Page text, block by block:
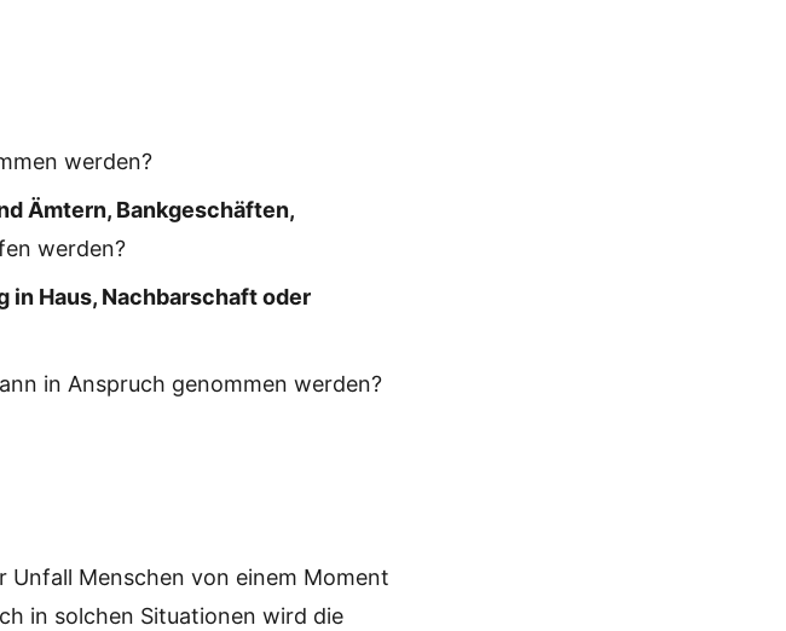
werden?
Ämtern, Bankgeschäften,
werden?
Haus, Nachbarschaft oder
in Anspruch genommen werden?
Unfall Menschen von einem Moment
in solchen Situationen wird die